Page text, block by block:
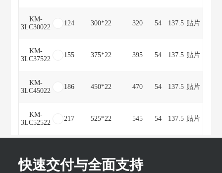
KM-
3LC30022
124 300*22 320 54 137.5 贴片
KM-
3LC37522
155 375*22 395 54 137.5 贴片
KM-
3LC45022
186 450*22 470 54 137.5 贴片
KM-
3LC52522
217 525*22 545 54 137.5 贴片
快速交付与全面支持